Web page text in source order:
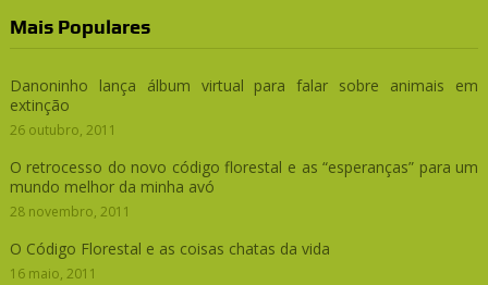
Mais Populares
Danoninho lança álbum virtual para falar sobre animais em
extinção
26 outubro, 2011
O retrocesso do novo código florestal e as “esperanças” para um
mundo melhor da minha avó
28 novembro, 2011
O Código Florestal e as coisas chatas da vida
16 maio, 2011